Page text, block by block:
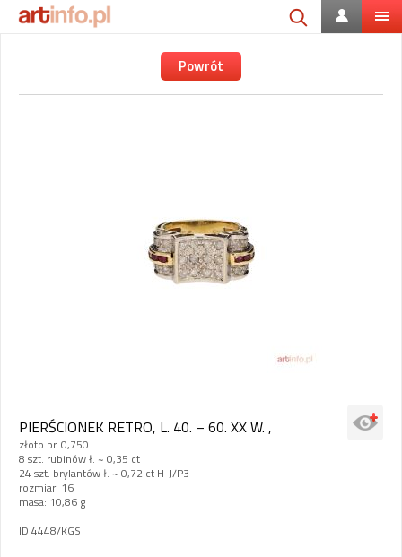
Powrót
PIERŚCIONEK RETRO, L. 40. – 60. XX W. ,
złoto pr. 0,750
8 szt. rubinów ł. ~ 0,35 ct
24 szt. brylantów ł. ~ 0,72 ct H-J/P3
rozmiar: 16
masa: 10,86 g
ID 4448/KGS